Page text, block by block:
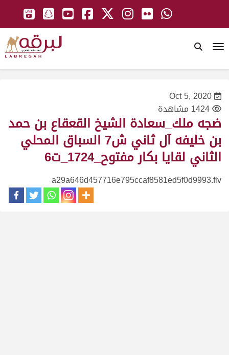
Oct 5, 2020
1424 مشاهدة
ضجه ملك_سعادة الشيخ القعقاع بن حمد
بن خليفه آل ثاني ش7 السباق المحلي
الثاني لقايا بكار مفتوح_1724_ت6
a29a646d457716e795ccaf8581ed5f0d9993.flv